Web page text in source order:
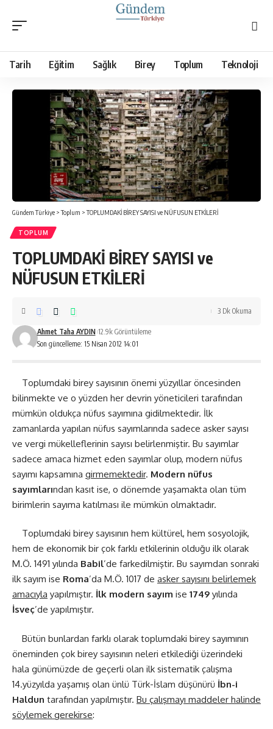
Tarih Eğitim Sağlık Birey Toplum Teknoloji
Gündem Türkiye >Toplum >TOPLUMDAKİ BİREY SAYISI ve NÜFUSUN ETKİLERİ
TOPLUM
TOPLUMDAKİ BİREY SAYISI ve
NÜFUSUN ETKİLERİ
Son güncelleme: 15 Nisan 2012 14:01
Ahmet Taha AYDIN 12.9k Görüntüleme
3 Dk Okuma
Toplumdaki birey sayısının önemi yüzyıllar öncesinden
bilinmekte ve o yüzden her devrin yöneticileri tarafından
mümkün oldukça nüfus sayımına gidilmektedir. İlk
zamanlarda yapılan nüfus sayımlarında sadece asker sayısı
ve vergi mükelleflerinin sayısı belirlenmiştir. Bu sayımlar
sadece amaca hizmet eden sayımlar olup, modern nüfus
sayımı kapsamına girmemektedir. Modern nüfus
sayımlarından kasıt ise, o dönemde yaşamakta olan tüm
birimlerin sayıma katılması ile mümkün olmaktadır.
Toplumdaki birey sayısının hem kültürel, hem sosyolojik,
hem de ekonomik bir çok farklı etkilerinin olduğu ilk olarak
M.Ö. 1491 yılında Babil’de farkedilmiştir. Bu sayımdan sonraki
ilk sayım ise Roma’da M.Ö. 1017 de asker sayısını belirlemek
amacıyla yapılmıştır. İlk modern sayım ise 1749 yılında
İsveç’de yapılmıştır.
Bütün bunlardan farklı olarak toplumdaki birey sayımının
öneminden çok birey sayısının neleri etkilediği üzerindeki
hala günümüzde de geçerli olan ilk sistematik çalışma
14.yüzyılda yaşamış olan ünlü Türk-İslam düşünürü İbn-i
Haldun tarafından yapılmıştır. Bu çalışmayı maddeler halinde
söylemek gerekirse: